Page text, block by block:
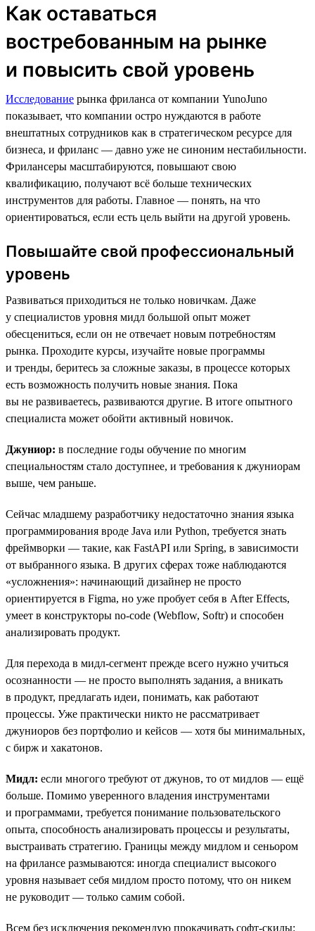
Как оставаться
востребованным на рынке
и повысить свой уровень
Исследование рынка фриланса от компании YunoJuno
показывает, что компании остро нуждаются в работе
внештатных сотрудников как в стратегическом ресурсе для
бизнеса, и фриланс — давно уже не синоним нестабильности.
Фрилансеры масштабируются, повышают свою
квалификацию, получают всё больше технических
инструментов для работы. Главное — понять, на что
ориентироваться, если есть цель выйти на другой уровень.
Повышайте свой профессиональный
уровень
Развиваться приходиться не только новичкам. Даже
у специалистов уровня мидл большой опыт может
обесцениться, если он не отвечает новым потребностям
рынка. Проходите курсы, изучайте новые программы
и тренды, беритесь за сложные заказы, в процессе которых
есть возможность получить новые знания. Пока
вы не развиваетесь, развиваются другие. В итоге опытного
специалиста может обойти активный новичок.
Джуниор: в последние годы обучение по многим
специальностям стало доступнее, и требования к джуниорам
выше, чем раньше.
Сейчас младшему разработчику недостаточно знания языка
программирования вроде Java или Python, требуется знать
фреймворки — такие, как FastAPI или Spring, в зависимости
от выбранного языка. В других сферах тоже наблюдаются
«усложнения»: начинающий дизайнер не просто
ориентируется в Figma, но уже пробует себя в After Effects,
умеет в конструкторы no-code (Webflow, Softr) и способен
анализировать продукт.
Для перехода в мидл-сегмент прежде всего нужно учиться
осознанности — не просто выполнять задания, а вникать
в продукт, предлагать идеи, понимать, как работают
процессы. Уже практически никто не рассматривает
джуниоров без портфолио и кейсов — хотя бы минимальных,
с бирж и хакатонов.
Мидл: eсли многого требуют от джунов, то от мидлов — ещё
больше. Помимо уверенного владения инструментами
и программами, требуется понимание пользовательского
опыта, способность анализировать процессы и результаты,
выстраивать стратегию. Границы между мидлом и сеньором
на фрилансе размываются: иногда специалист высокого
уровня называет себя мидлом просто потому, что он никем
не руководит — только самим собой.
Всем без исключения рекомендую прокачивать софт-скилы: